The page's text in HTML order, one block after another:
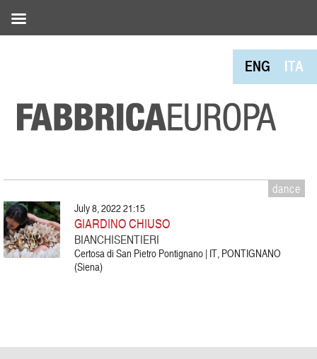
ENG ITA
dance
July 8, 2022 21:15
GIARDINO CHIUSO
BIANCHISENTIERI
Certosa di San Pietro Pontignano | IT, PONTIGNANO
(Siena)